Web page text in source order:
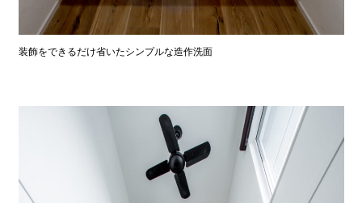
装飾をできるだけ省いたシンプルな造作洗面